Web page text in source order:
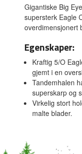
Gigantiske Big
supersterk Eagle
overdimensjonert
Egenskaper:
Kraftig 5/O
gjemt i en
Tandemhalen
superskarp og
Virkelig stort
malte blader.